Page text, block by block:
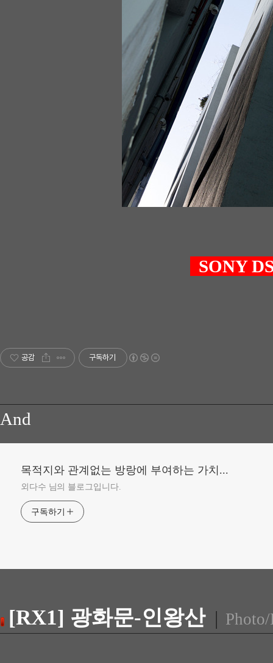
SONY
공감 구독하기
And
목적지와 관계없는 방랑에 부여하는 가치...
외다수 님의 블로그입니다.
구독하기
[RX1] 광화문-인왕산 |